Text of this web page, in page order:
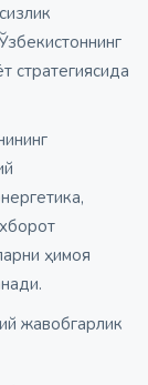
стратегиясида
ҳимоя
жавобгарлик